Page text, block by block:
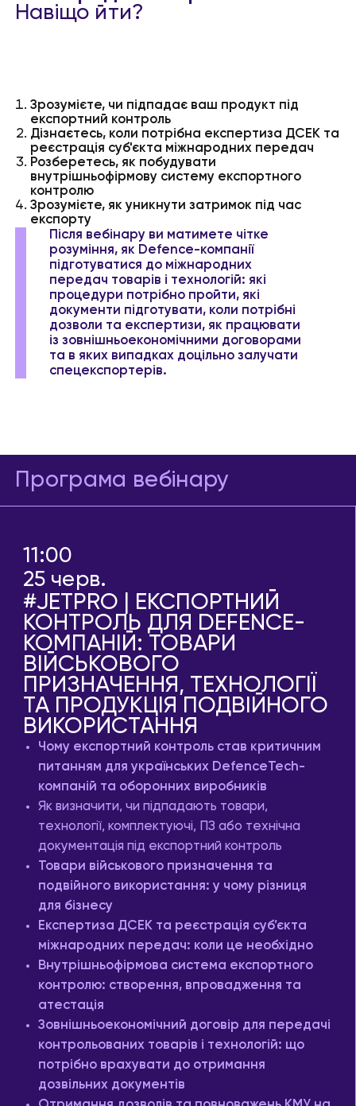
Навіщо йти?
Зрозумієте, чи підпадає ваш продукт під
експортний контроль
Дізнаєтесь, коли потрібна експертиза ДСЕК та
реєстрація суб'єкта міжнародних передач
Розберетесь, як побудувати
внутрішньофірмову систему експортного
контролю
Зрозумієте, як уникнути затримок під час
експорту
Після вебінару ви матимете чітке
розуміння, як Defence-компанії
підготуватися до міжнародних
передач товарів і технологій: які
процедури потрібно пройти, які
документи підготувати, коли потрібні
дозволи та експертизи, як працювати
із зовнішньоекономічними договорами
та в яких випадках доцільно залучати
спецекспортерів.
Програма вебінару
11:00
25 черв.
#JETPRO | ЕКСПОРТНИЙ
КОНТРОЛЬ ДЛЯ DEFENCE-
КОМПАНІЙ: ТОВАРИ
ВІЙСЬКОВОГО
ПРИЗНАЧЕННЯ, ТЕХНОЛОГІЇ
ТА ПРОДУКЦІЯ ПОДВІЙНОГО
ВИКОРИСТАННЯ
Чому експортний контроль став критичним
питанням для українських DefenceTech-
компаній та оборонних виробників
Як визначити, чи підпадають товари,
технології, комплектуючі, ПЗ або технічна
документація під експортний контроль
Товари військового призначення та
подвійного використання: у чому різниця
для бізнесу
Експертиза ДСЕК та реєстрація суб’єкта
міжнародних передач: коли це необхідно
Внутрішньофірмова система експортного
контролю: створення, впровадження та
атестація
Зовнішньоекономічний договір для передачі
контрольованих товарів і технологій: що
потрібно врахувати до отримання
дозвільних документів